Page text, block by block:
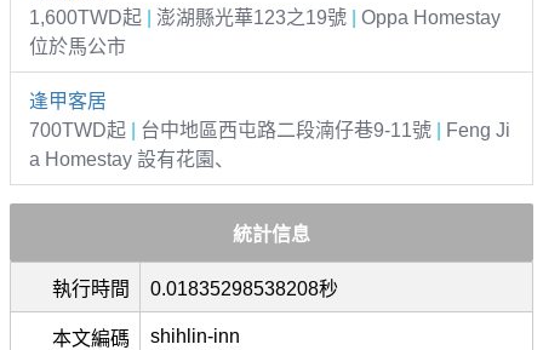
1,600TWD起
澎湖縣光華123之19號
Oppa Homestay
位於馬公市
逢甲客居
700TWD起
台中地區西屯路二段湳仔巷9-11號
Feng Ji
a Homestay 設有花園、
統計信息
執行時間 0.01835298538208秒
本文編碼 shihlin-inn